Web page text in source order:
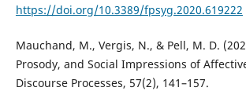
https://doi.org/10.3389/fpsyg.2020.619222
Mauchand, M., Vergis, N., & Pell, M. D.
Prosody, and Social Impressions of
Discourse Processes, 57(2), 141–157.